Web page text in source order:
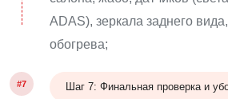
ADAS), зеркала заднего
обогрева;
#7 Шаг 7: Финальная проверка и